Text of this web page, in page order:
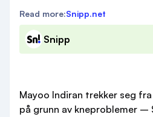
Read more:Snipp.net
Snipp
Mayoo Indiran trekker seg
på grunn av kneproblemer –